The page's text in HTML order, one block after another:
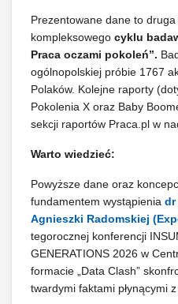
Prezentowane dane to
kompleksowego cyklu
Praca oczami pokoleń”.
ogólnopolskiej próbie 1767
Polaków. Kolejne raporty
Pokolenia X oraz Baby
sekcji raportów Praca.pl w
Warto wiedzieć:
Powyższe dane oraz
fundamentem wystąpienia dr
Agnieszki Radomskiej
tegorocznej konferencji
GENERATIONS 2026 w
formacie „Data Clash”
twardymi faktami płynącymi